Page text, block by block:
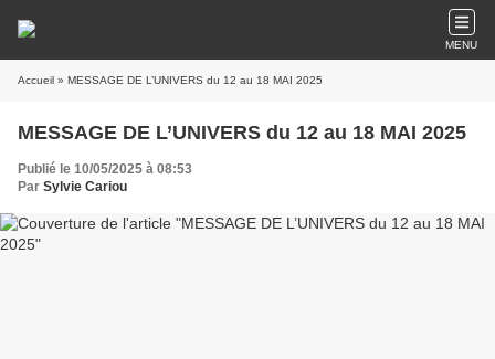
MENU
Accueil » MESSAGE DE L’UNIVERS du 12 au 18 MAI 2025
MESSAGE DE L’UNIVERS du 12 au 18 MAI 2025
Publié le 10/05/2025 à 08:53
Par Sylvie Cariou